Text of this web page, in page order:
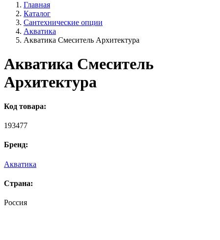
Главная
Каталог
Сантехнические опции
Акватика
Акватика Смеситель Архитектура
Акватика Смеситель
Архитектура
Код товара:
193477
Бренд:
Акватика
Страна:
Россия